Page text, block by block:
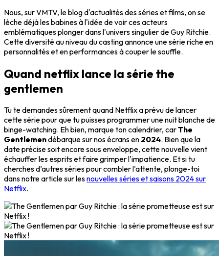
Nous, sur VMTV, le blog d'actualités des séries et films, on se
lèche déjà les babines à l'idée de voir ces acteurs
emblématiques plonger dans l'univers singulier de Guy Ritchie.
Cette diversité au niveau du casting annonce une série riche en
personnalités et en performances à couper le souffle.
Quand netflix lance la série the
gentlemen
Tu te demandes sûrement quand Netflix a prévu de lancer
cette série pour que tu puisses programmer une nuit blanche de
binge-watching. Eh bien, marque ton calendrier, carThe
Gentlemendébarque sur nos écrans en 2024. Bien que la
date précise soit encore sous enveloppe, cette nouvelle vient
échauffer les esprits et faire grimper l'impatience. Et si tu
cherches d’autres séries pour combler l'attente, plonge-toi
dans notre article sur lesnouvelles séries et saisons 2024 sur
Netflix.